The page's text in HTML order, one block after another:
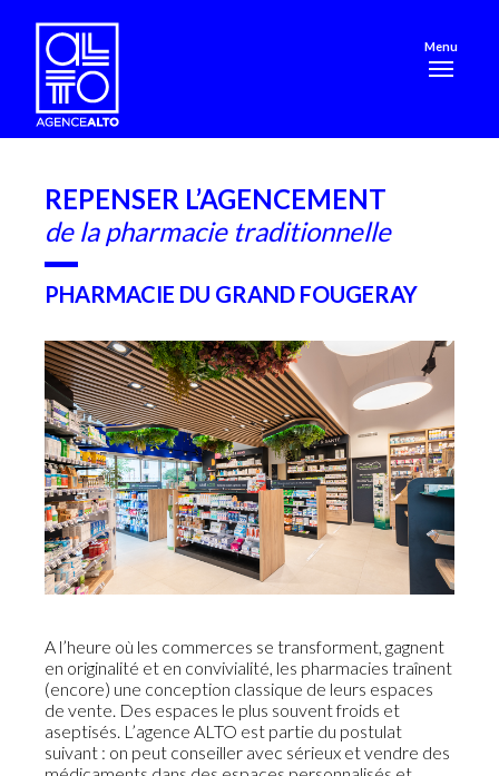
Menu
REPENSER L’AGENCEMENT
de la pharmacie traditionnelle
PHARMACIE DU GRAND FOUGERAY
A l’heure où les commerces se transforment, gagnent
en originalité et en convivialité, les pharmacies traînent
(encore) une conception classique de leurs espaces
de vente. Des espaces le plus souvent froids et
aseptisés. L’agence ALTO est partie du postulat
suivant : on peut conseiller avec sérieux et vendre des